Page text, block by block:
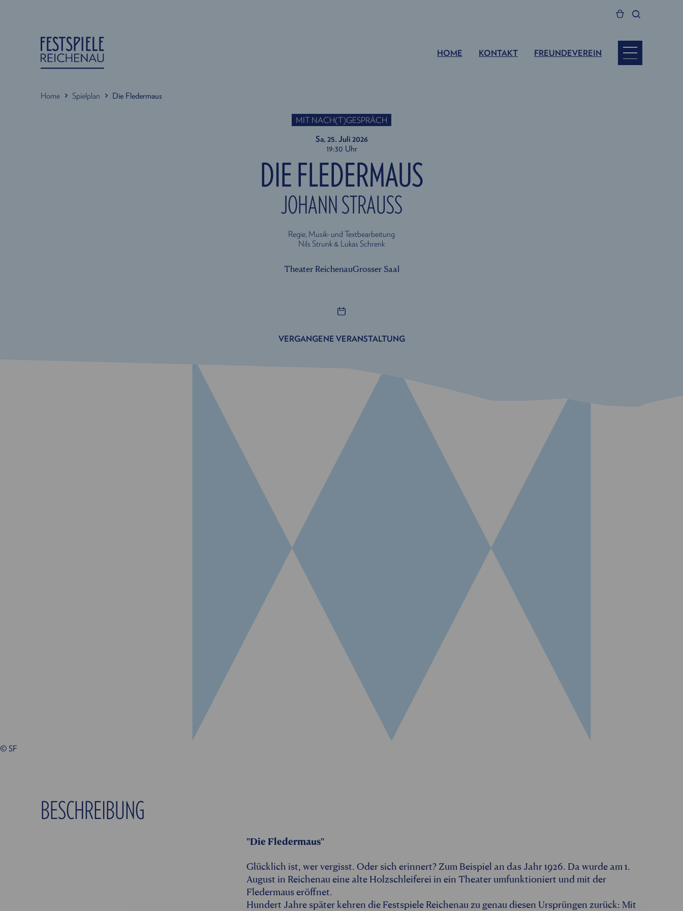
HOME KONTAKT FREUNDEVEREIN
Home Spielplan Die Fledermaus
MIT NACH(T)GESPRÄCH
Sa, 25. Juli 2026
19:30 Uhr
DIE FLEDERMAUS
JOHANN STRAUSS
Regie, Musik- und Textbearbeitung
Nils Strunk & Lukas Schrenk
Theater ReichenauGrosser Saal
VERGANGENE VERANSTALTUNG
© SF
BESCHREIBUNG
"Die Fledermaus"
Glücklich ist, wer vergisst. Oder sich erinnert? Zum Beispiel an das Jahr 1926. Da wurde am 1.
August in Reichenau eine alte Holzschleiferei in ein Theater umfunktioniert und mit der
Fledermaus eröffnet.
Hundert Jahre später kehren die Festspiele Reichenau zu genau diesen Ursprüngen zurück: Mit